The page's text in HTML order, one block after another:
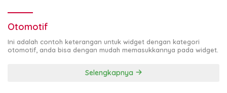
Otomotif
Ini adalah contoh keterangan untuk widget dengan kategori
otomotif, anda bisa dengan mudah memasukkannya pada widget.
Selengkapnya